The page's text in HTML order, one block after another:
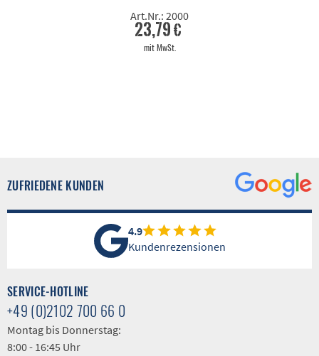
Art.Nr.: 2000
23,79 €
mit MwSt.
ZUFRIEDENE KUNDEN
4.9
Kundenrezensionen
SERVICE-HOTLINE
+49 (0)2102 700 66 0
Montag bis Donnerstag:
8:00 - 16:45 Uhr